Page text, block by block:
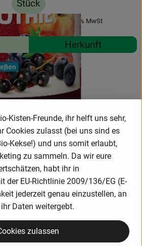
Stück
12,36 €/ Liter 19% MwSt
Rezepte
Herkunft
Rezepte Es
Kisten-Freunde, ihr helft uns sehr,
Cookies zulasst (bei uns sind es
Kekse!) und uns somit erlaubt,
zu sammeln. Da wir eure
habt ihr in
der EU-Richtlinie 2009/136/EG (E-
jederzeit genau einzustellen, an
Daten weitergebt.
zulassen